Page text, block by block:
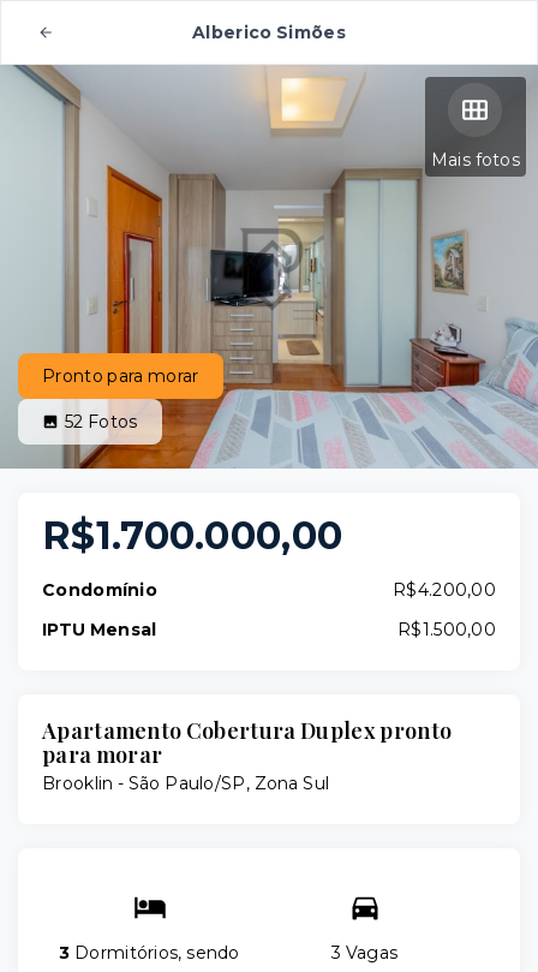
Alberico Simões
Mais fotos
Pronto para morar
52 Fotos
R$1.700.000,00
Condomínio
R$4.200,00
IPTU Mensal
R$1.500,00
Apartamento Cobertura Duplex pronto
para morar
Brooklin - São Paulo/SP, Zona Sul
3 Dormitórios, sendo
3 Vagas